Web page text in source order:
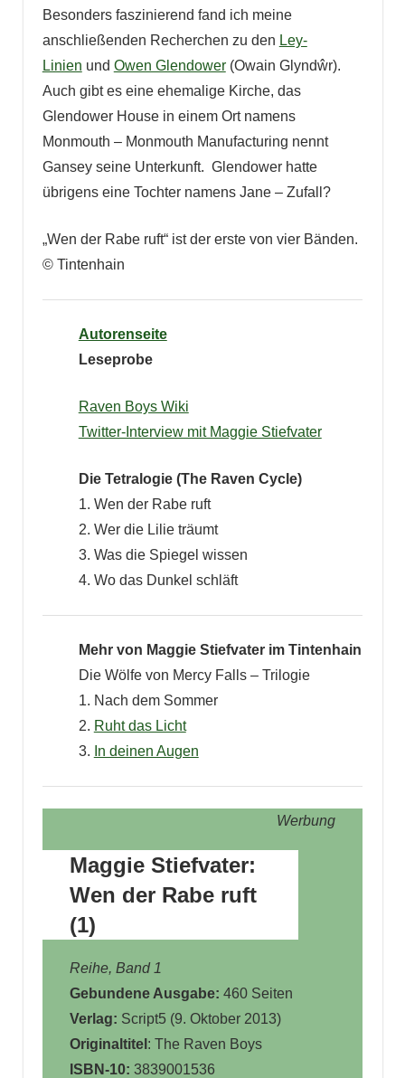
Besonders faszinierend fand ich meine
anschließenden Recherchen zu den Ley-
Linien und Owen Glendower(Owain Glyndŵr).
Auch gibt es eine ehemalige Kirche, das
Glendower House in einem Ort namens
Monmouth – Monmouth Manufacturing nennt
Gansey seine Unterkunft. Glendower hatte
übrigens eine Tochter namens Jane – Zufall?
„Wen der Rabe ruft“ ist der erste von vier Bänden.
© Tintenhain
Autorenseite
Leseprobe
Raven Boys Wiki
Twitter-Interview mit Maggie Stiefvater
Die Tetralogie (The Raven Cycle)
1. Wen der Rabe ruft
2. Wer die Lilie träumt
3. Was die Spiegel wissen
4. Wo das Dunkel schläft
Mehr von Maggie Stiefvater im Tintenhain
Die Wölfe von Mercy Falls – Trilogie
1. Nach dem Sommer
2. Ruht das Licht
3. In deinen Augen
Werbung
Maggie Stiefvater:
Wen der Rabe ruft
(1)
Reihe, Band 1
Gebundene Ausgabe: 460 Seiten
Verlag: Script5 (9. Oktober 2013)
Originaltitel : The Raven Boys
ISBN-10: 3839001536